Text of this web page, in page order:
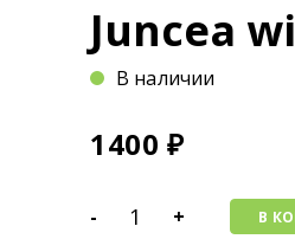
Juncea
В наличии
1400 ₽
- + В